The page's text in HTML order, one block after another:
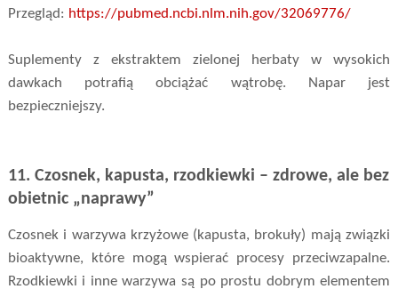
Przegląd: https://pubmed.ncbi.nlm.nih.gov/32069776/
Suplementy z ekstraktem zielonej herbaty w wysokich
dawkach potrafią obciążać wątrobę. Napar jest
bezpieczniejszy.
11. Czosnek, kapusta, rzodkiewki – zdrowe, ale bez
obietnic „naprawy”
Czosnek i warzywa krzyżowe (kapusta, brokuły) mają związki
bioaktywne, które mogą wspierać procesy przeciwzapalne.
Rzodkiewki i inne warzywa są po prostu dobrym elementem